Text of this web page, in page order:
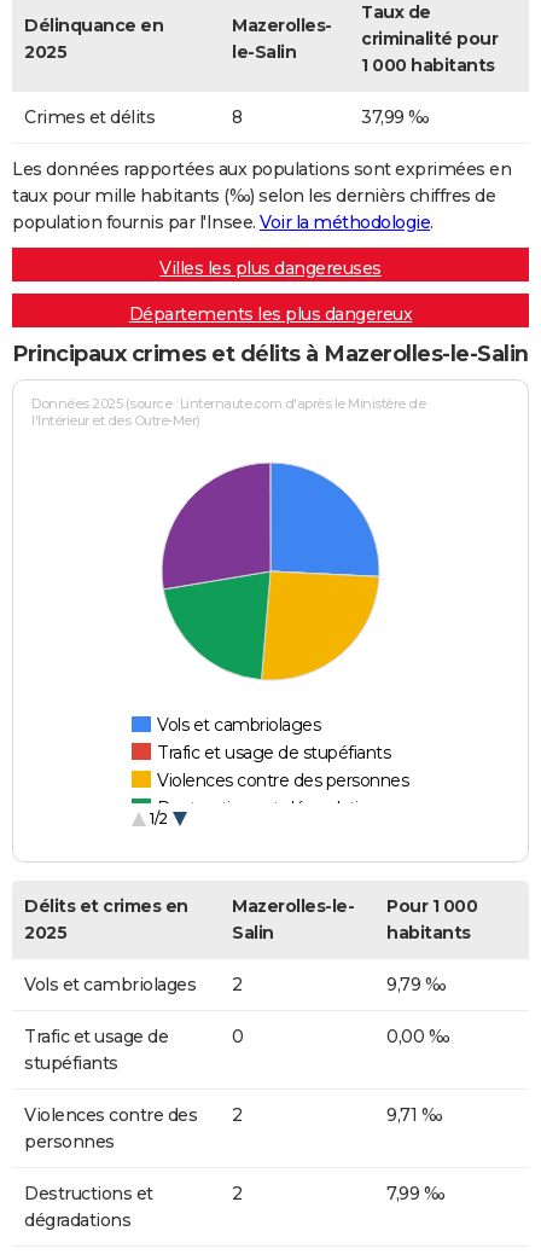
Délinquance en
2025
Mazerolles-
le-Salin
Taux de
criminalité pour
1 000 habitants
Crimes et délits 8 37,99 ‰
Les données rapportées aux populations sont exprimées en
taux pour mille habitants (‰) selon les dernièrs chiffres de
population fournis par l'Insee. Voir la méthodologie.
Villes les plus dangereuses
Départements les plus dangereux
Principaux crimes et délits à Mazerolles-le-Salin
Données 2025 (source : Linternaute.com d'après le Ministère de
l'Intérieur et des Outre-Mer)
Vols et cambriolages
Trafic et usage de stupéfiants
Violences contre des personnes
Destructions et dégradations
1/2
Délits et crimes en
2025
Mazerolles-le-
Salin
Pour 1 000
habitants
Vols et cambriolages 2 9,79 ‰
Trafic et usage de
stupéfiants
0 0,00 ‰
Violences contre des
personnes
2 9,71 ‰
Destructions et
dégradations
2 7,99 ‰